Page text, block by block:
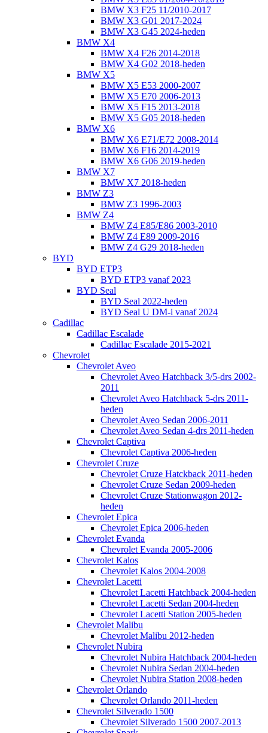
BMW X3 F25 11/2010-2017
BMW X3 G01 2017-2024
BMW X3 G45 2024-heden
BMW X4
BMW X4 F26 2014-2018
BMW X4 G02 2018-heden
BMW X5
BMW X5 E53 2000-2007
BMW X5 E70 2006-2013
BMW X5 F15 2013-2018
BMW X5 G05 2018-heden
BMW X6
BMW X6 E71/E72 2008-2014
BMW X6 F16 2014-2019
BMW X6 G06 2019-heden
BMW X7
BMW X7 2018-heden
BMW Z3
BMW Z3 1996-2003
BMW Z4
BMW Z4 E85/E86 2003-2010
BMW Z4 E89 2009-2016
BMW Z4 G29 2018-heden
BYD
BYD ETP3
BYD ETP3 vanaf 2023
BYD Seal
BYD Seal 2022-heden
BYD Seal U DM-i vanaf 2024
Cadillac
Cadillac Escalade
Cadillac Escalade 2015-2021
Chevrolet
Chevrolet Aveo
Chevrolet Aveo Hatchback 3/5-drs 2002-
2011
Chevrolet Aveo Hatchback 5-drs 2011-
heden
Chevrolet Aveo Sedan 2006-2011
Chevrolet Aveo Sedan 4-drs 2011-heden
Chevrolet Captiva
Chevrolet Captiva 2006-heden
Chevrolet Cruze
Chevrolet Cruze Hatckback 2011-heden
Chevrolet Cruze Sedan 2009-heden
Chevrolet Cruze Stationwagon 2012-
heden
Chevrolet Epica
Chevrolet Epica 2006-heden
Chevrolet Evanda
Chevrolet Evanda 2005-2006
Chevrolet Kalos
Chevrolet Kalos 2004-2008
Chevrolet Lacetti
Chevrolet Lacetti Hatchback 2004-heden
Chevrolet Lacetti Sedan 2004-heden
Chevrolet Lacetti Station 2005-heden
Chevrolet Malibu
Chevrolet Malibu 2012-heden
Chevrolet Nubira
Chevrolet Nubira Hatchback 2004-heden
Chevrolet Nubira Sedan 2004-heden
Chevrolet Nubira Station 2008-heden
Chevrolet Orlando
Chevrolet Orlando 2011-heden
Chevrolet Silverado 1500
Chevrolet Silverado 1500 2007-2013